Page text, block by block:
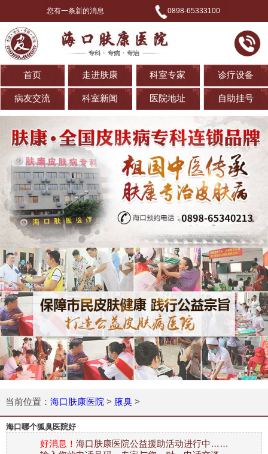
您有一条新的消息 0898-65333100
首页 走进肤康 科室专家 诊疗设备
病友交流 科室新闻 医院地址 自助挂号
当前位置： 海口肤康医院 > 腋臭>
海口哪个狐臭医院好
好消息！ 海口肤康医院公益援助活动进行中……